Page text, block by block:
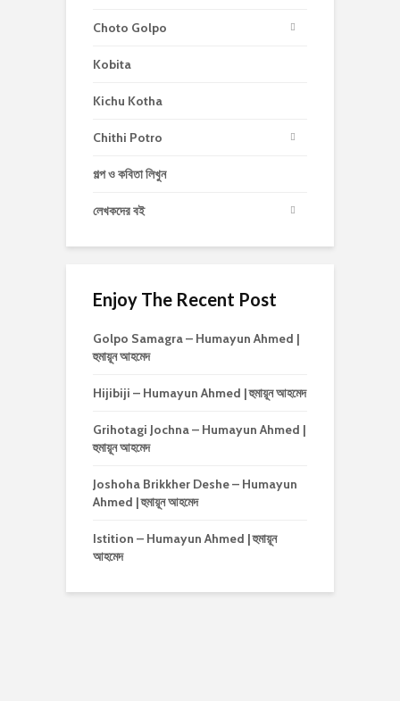
Choto Golpo
Kobita
Kichu Kotha
Chithi Potro
গল্প ও কবিতা লিখুন
লেখকদের বই
Enjoy The Recent Post
Golpo Samagra – Humayun Ahmed |
হুমায়ূন আহমেদ
Hijibiji – Humayun Ahmed | হুমায়ূন আহমেদ
Grihotagi Jochna – Humayun Ahmed |
হুমায়ূন আহমেদ
Joshoha Brikkher Deshe – Humayun
Ahmed | হুমায়ূন আহমেদ
Istition – Humayun Ahmed | হুমায়ূন
আহমেদ